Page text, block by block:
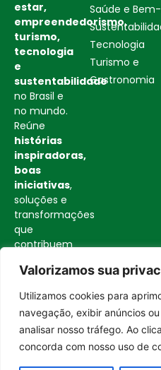
Valorizamos sua
Utilizamos cookies para
navegação, exibir anúncios
analisar nosso tráfego. Ao
concorda com nosso uso de
estar,
empreendedorismo,
turismo,
tecnologia
e
sustentabilidade
no Brasil e
no mundo.
Reúne
histórias
inspiradoras,
boas
iniciativas,
soluções e
transformações
que
contribuem
sociedade
mais
consciente
e
construtiva.
Saúde e
Tecnologia
Turismo e
Gastronomia